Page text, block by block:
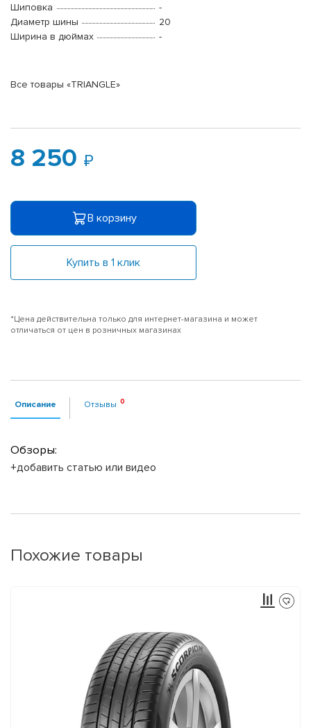
Шиповка
-
Диаметр шины
20
Ширина в дюймах
-
Все товары «TRIANGLE»
8 250
В корзину
Купить в 1 клик
*Цена действительна только для интернет-магазина и может
отличаться от цен в розничных магазинах
Описание Отзывы
Обзоры:
+добавить статью или видео
Похожие товары